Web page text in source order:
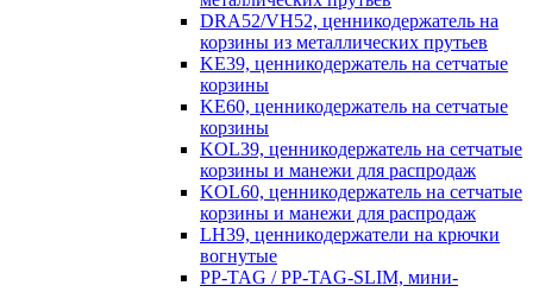
DRA52/VH52, ценникодержатель на
корзины из металлических прутьев
KE39, ценникодержатель на сетчатые
корзины
KE60, ценникодержатель на сетчатые
корзины
KOL39, ценникодержатель на сетчатые
корзины и манежи для распродаж
KOL60, ценникодержатель на сетчатые
корзины и манежи для распродаж
LH39, ценникодержатели на крючки
вогнутые
PP-TAG / PP-TAG-SLIM, мини-